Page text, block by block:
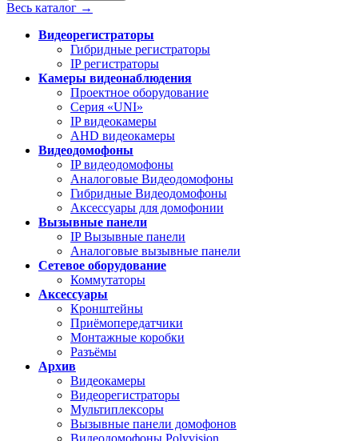
Весь каталог →
Видеорегистраторы
Гибридные регистраторы
IP регистраторы
Камеры видеонаблюдения
Проектное оборудование
Серия «UNI»
IP видеокамеры
AHD видеокамеры
Видеодомофоны
IP видеодомофоны
Аналоговые Видеодомофоны
Гибридные Видеодомофоны
Аксессуары для домофонии
Вызывные панели
IP Вызывные панели
Аналоговые вызывные панели
Сетевое оборудование
Коммутаторы
Аксессуары
Кронштейны
Приёмопередатчики
Монтажные коробки
Разъёмы
Архив
Видеокамеры
Видеорегистраторы
Мультиплексоры
Вызывные панели домофонов
Видеодомофоны Polyvision